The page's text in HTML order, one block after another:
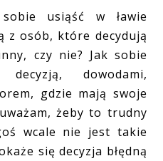
usiąść w ławie
z osób, które decydują
czy nie? Jak sobie
dowodami,
gdzie mają swoje
żeby to trudny
wcale nie jest takie
się decyzja błędną